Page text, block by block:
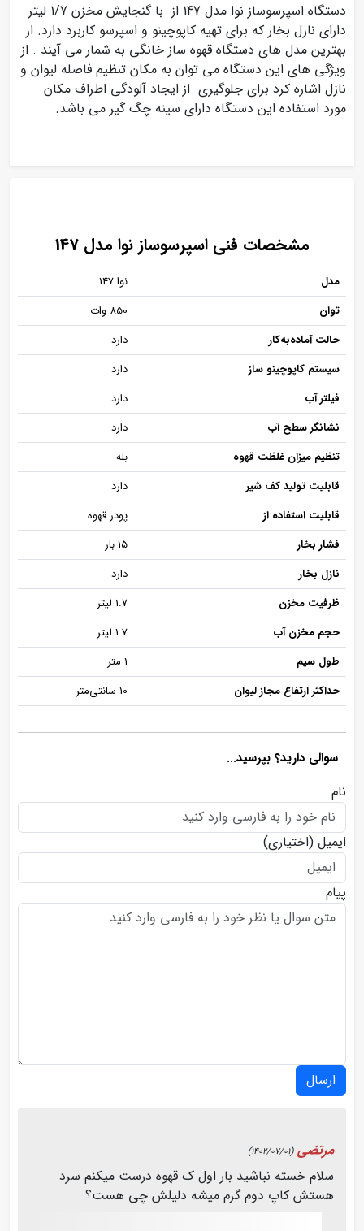
دستگاه اسپرسوساز نوا مدل 147 از با گنجایش مخزن 1/7 لیتر
دارای نازل بخار که برای تهیه کاپوچینو و اسپرسو کاربرد دارد. از
بهترین مدل های دستگاه قهوه ساز خانگی به شمار می آیند . از
ویژگی های این دستگاه می توان به مکان تنظیم فاصله لیوان و
نازل اشاره کرد برای جلوگیری از ایجاد آلودگی اطراف مکان
مورد استفاده این دستگاه دارای سینه چگ گیر می باشد.
مشخصات فنی اسپرسوساز نوا مدل 147
مدل
نوا 147
توان
850 وات
حالت آماده‌به‌کار
دارد
سیستم کاپوچینو ساز
دارد
فیلتر آب
دارد
نشانگر سطح آب
دارد
تنظیم میزان غلظت قهوه
بله
قابلیت تولید کف شیر
دارد
قابلیت استفاده از
پودر قهوه
فشار بخار
15 بار
نازل بخار
دارد
ظرفیت مخزن
1.7 لیتر
حجم مخزن آب
1.7 لیتر
طول سیم
1 متر
حداکثر ارتفاع مجاز لیوان
10 سانتی‌متر
سوالی دارید؟ بپرسید...
نام
ایمیل (اختیاری)
پیام
ارسال
مرتضی (1402/07/01)
سلام خسته نباشید بار اول ک قهوه درست میکنم سرد
هستش کاپ دوم گرم میشه دلیلش چی هست؟